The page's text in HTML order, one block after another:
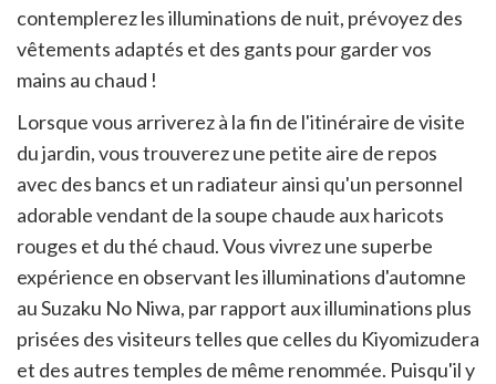
contemplerez les illuminations de nuit, prévoyez des
vêtements adaptés et des gants pour garder vos
mains au chaud !
Lorsque vous arriverez à la fin de l'itinéraire de visite
du jardin, vous trouverez une petite aire de repos
avec des bancs et un radiateur ainsi qu'un personnel
adorable vendant de la soupe chaude aux haricots
rouges et du thé chaud. Vous vivrez une superbe
expérience en observant les illuminations d'automne
au Suzaku No Niwa, par rapport aux illuminations plus
prisées des visiteurs telles que celles du Kiyomizudera
et des autres temples de même renommée. Puisqu'il y